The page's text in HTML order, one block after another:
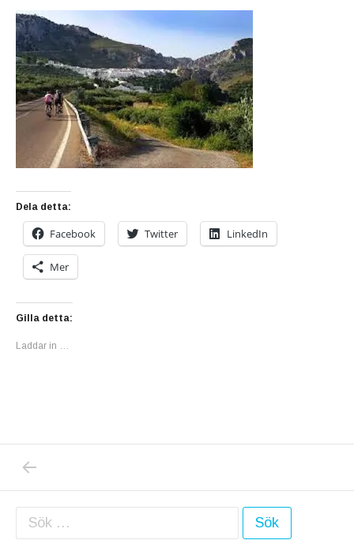
Dela detta:
Facebook Twitter LinkedIn
Mer
Gilla detta:
Laddar in …
Inläggsnavigering
Sök efter: